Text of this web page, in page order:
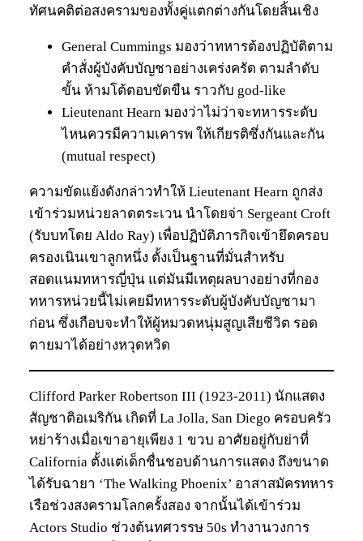
ทัศนคติต่อสงครามของทั้งคู่แตกต่างกันโดยสิ้นเชิง
General Cummings มองว่าทหารต้องปฏิบัติตาม
คำสั่งผู้บังคับบัญชาอย่างเคร่งครัด ตามลำดับ
ขั้น ห้ามโต้ตอบขัดขืน ราวกับ god-like
Lieutenant Hearn มองว่าไม่ว่าจะทหารระดับ
ไหนควรมีความเคารพ ให้เกียรติซึ่งกันและกัน
(mutual respect)
ความขัดแย้งดังกล่าวทำให้ Lieutenant Hearn ถูกส่ง
เข้าร่วมหน่วยลาดตระเวน นำโดยจ่า Sergeant Croft
(รับบทโดย Aldo Ray) เพื่อปฏิบัติภารกิจเข้ายึดครอบ
ครองเนินเขาลูกหนึ่ง ตั้งเป็นฐานที่มั่นสำหรับ
สอดแนมทหารญี่ปุ่น แต่มันมีเหตุผลบางอย่างที่กอง
ทหารหน่วยนี้ไม่เคยมีทหารระดับผู้บังคับบัญชามา
ก่อน ซึ่งเกือบจะทำให้ผู้หมวดหนุ่มสูญเสียชีวิต รอด
ตายมาได้อย่างหวุดหวิด
Clifford Parker Robertson III (1923-2011) นักแสดง
สัญชาติอเมริกัน เกิดที่ La Jolla, San Diego ครอบครัว
หย่าร้างเมื่อเขาอายุเพียง 1 ขวบ อาศัยอยู่กับย่าที่
California ตั้งแต่เด็กชื่นชอบด้านการแสดง ถึงขนาด
ได้รับฉายา ‘The Walking Phoenix’ อาสาสมัครทหาร
เรือช่วงสงครามโลกครั้งสอง จากนั้นได้เข้าร่วม
Actors Studio ช่วงต้นทศวรรษ 50s ทำงานวงการ